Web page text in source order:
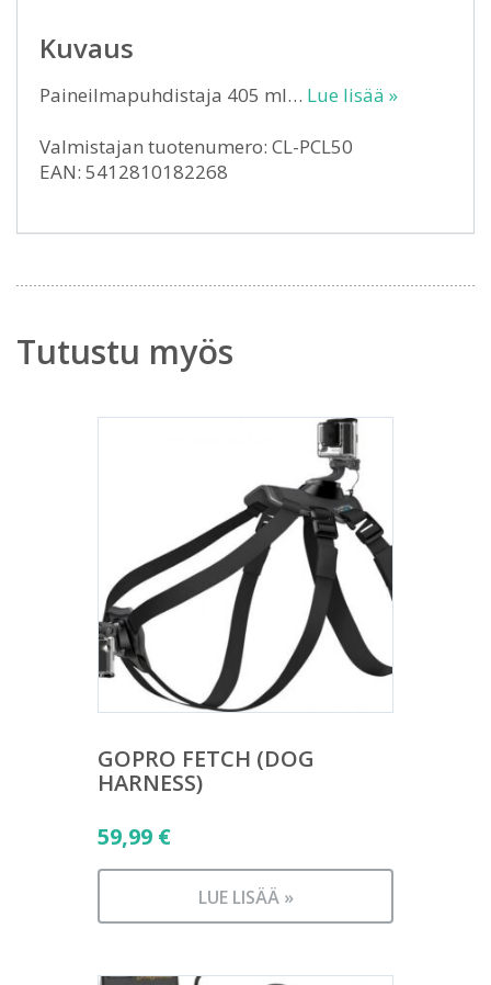
Kuvaus
Paineilmapuhdistaja 405 ml… Lue lisää »
Valmistajan tuotenumero: CL-PCL50
EAN: 5412810182268
Tutustu myös
GOPRO FETCH (DOG
HARNESS)
59,99 €
LUE LISÄÄ »